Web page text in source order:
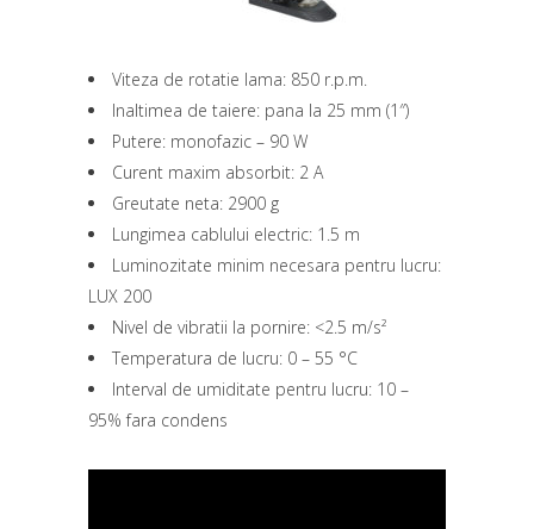
Viteza de rotatie lama: 850 r.p.m.
Inaltimea de taiere: pana la 25 mm (1″)
Putere: monofazic – 90 W
Curent maxim absorbit: 2 A
Greutate neta: 2900 g
Lungimea cablului electric: 1.5 m
Luminozitate minim necesara pentru lucru:
LUX 200
Nivel de vibratii la pornire: <2.5 m/s²
Temperatura de lucru: 0 – 55 °C
Interval de umiditate pentru lucru: 10 –
95% fara condens